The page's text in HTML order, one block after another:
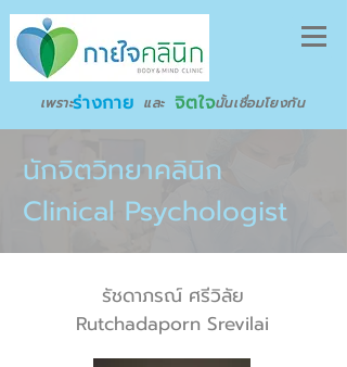
ร่างกาย
เพราะ และ นั้นเชื่อมโยงกัน
จิตใจ
นักจิตวิทยาคลินิก
Clinical Psychologist
รัชดาภรณ์ ศรีวิลัย
Rutchadaporn Srevilai